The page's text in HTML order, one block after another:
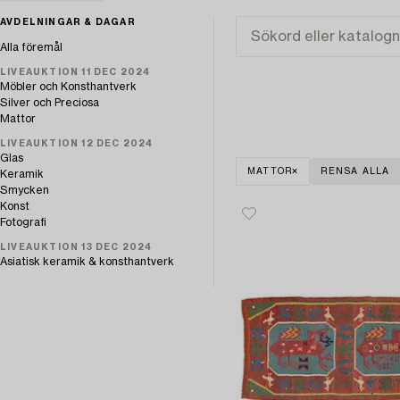
AVDELNINGAR & DAGAR
Alla föremål
LIVEAUKTION 11 DEC 2024
Möbler och Konsthantverk
Silver och Preciosa
Mattor
LIVEAUKTION 12 DEC 2024
Glas
Keramik
Smycken
Konst
Fotografi
LIVEAUKTION 13 DEC 2024
Asiatisk keramik & konsthantverk
MATTOR RENSA ALLA